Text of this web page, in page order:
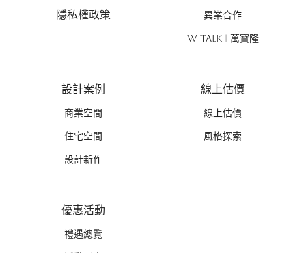
隱私權政策
異業合作
W TALK | 萬寶隆
設計案例
商業空間
住宅空間
設計新作
線上估價
線上估價
風格探索
優惠活動
禮遇總覽